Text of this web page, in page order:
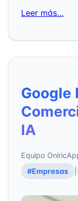
Leer más…
Google
IA
Equipo
#Empresas